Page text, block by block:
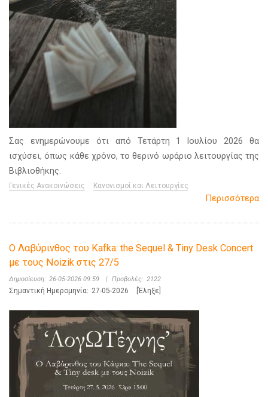
Σας ενημερώνουμε ότι από Τετάρτη 1 Ιουλίου 2026 θα
ισχύσει, όπως κάθε χρόνο, το θερινό ωράριο λειτουργίας της
Βιβλιοθήκης.
Γενικές Ανακοινώσεις Κανονισμοί και Λειτουργίες
Περισσότερα
Ο Λαβύρινθος του Kafka: the Sequel & Tiny Desk Concert
με τους Noizik στις 27/5
Δημοσίευση: 26-05-2026 09:59 | Προβολές: 2122
Σημαντική Ημερομηνία: 27-05-2026 [Έληξε]